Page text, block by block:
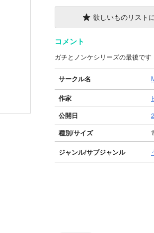
欲しいものリスト
コメント
ガチとノンケシリーズの最後です
サークル名
作家
公開日
種別/サイズ
ジャンル/サブジャンル